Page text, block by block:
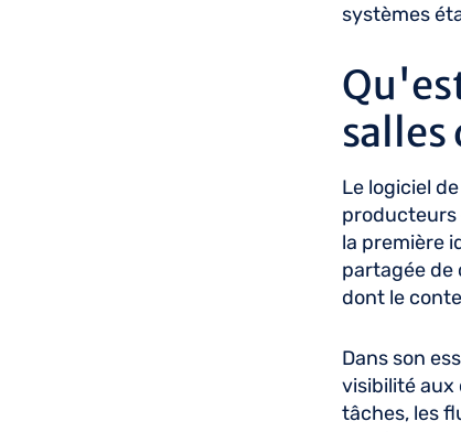
systèmes
salles
Le logiciel
producteurs
la première
partagée de
dont le
Dans son
visibilité aux
tâches, les